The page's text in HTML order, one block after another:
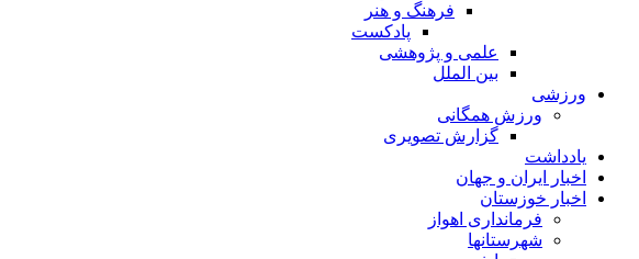
فرهنگ و هنر
پادکست
علمی و پژوهشی
بین الملل
ورزشی
ورزش همگانی
گزارش تصویری
یادداشت
اخبار ایران و جهان
اخبار خوزستان
فرمانداری اهواز
شهرستانها